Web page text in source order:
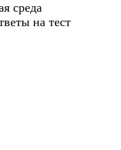
среда
на тест